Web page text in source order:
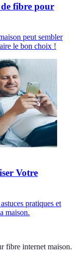
fibre pour
peut sembler
le bon choix !
Votre
pratiques et
maison.
fibre internet maison.